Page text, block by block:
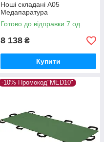
Ноші складані А05
Медапаратура
Готово до відправки 7 од.
8 138 ₴
Купити
-10% Промокод"MED10"